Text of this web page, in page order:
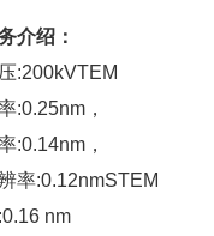
介绍：
:200kVTEM
:0.25nm，
:0.14nm，
率:0.12nmSTEM
nm